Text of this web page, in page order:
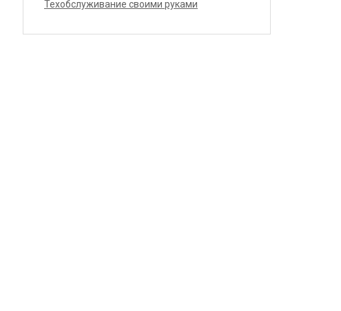
Техобслуживание своими руками